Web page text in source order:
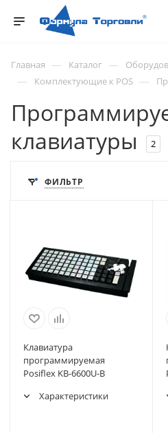
Главная — Каталог —
— Комплектующие к POS —
клавиатуры
2
ФИЛЬТР
Клавиатура
программируемая
Posiflex KB-6600U-B
Характеристики